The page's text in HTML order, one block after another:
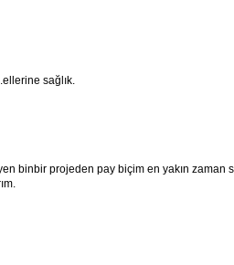
sağlık.
binbir projeden pay biçim en yakın zaman